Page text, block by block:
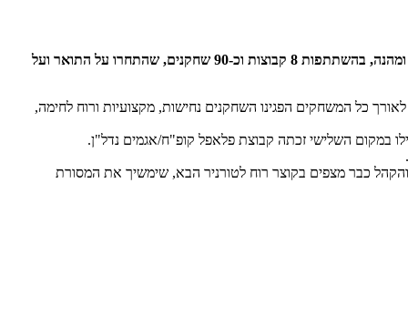
בשבוע שעבר נערך טורניר ליגת ראש העיר 2026, שהפך לחגיגת כדורגל סוחפת ומלאת אנרגיה. במשך יומיים נהנו המשתתפים והקהל מטורניר תחרותי ומהנה, בהשתתפות 8 קבוצות וכ-90 שחקנים, שהתחרו על התואר ועל
כל המשחקים הפגינו השחקנים נחישות, מקצועיות ורוח לחימה,
והקהל כבר מצפים בקוצר רוח לטורניר הבא, שימשיך את המסורת